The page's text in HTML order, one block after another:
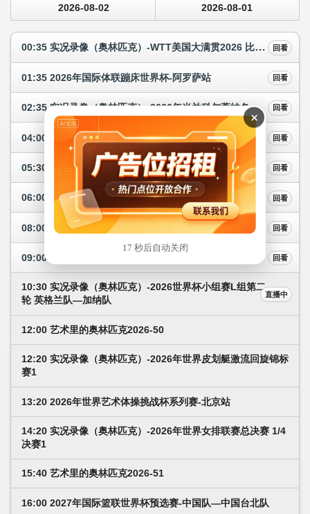
2026-08-02 2026-08-01
00:35 实况录像（奥林匹克）-WTT美国大满贯2026 比赛5 回看
01:35 2026年国际体联蹦床世界杯-阿罗萨站 回看
02:35 实况录像（奥林匹克）-2026年米兰科尔蒂纳冬奥会 花样滑冰冰舞比赛 回看
04:00 实况录像（奥林匹克）-2025/2026赛季中国男子篮球职业联赛 半决赛5 回看
05:30 实况录像（奥林匹克）-2026年米兰科尔蒂纳冬奥会 雪橇男子单人 回看
回看
08:00 实况录像（奥林匹克）-2026年全国举重锦标赛 女子比赛2 回看
回看
10:30 实况录像（奥林匹克）-2026世界杯小组赛L组第二
轮 英格兰队—加纳队
直播中
12:00 艺术里的奥林匹克2026-50
12:20 实况录像（奥林匹克）-2026年世界皮划艇激流回旋锦标
赛1
13:20 2026年世界艺术体操挑战杯系列赛-北京站
14:20 实况录像（奥林匹克）-2026年世界女排联赛总决赛 1/4
决赛1
15:40 艺术里的奥林匹克2026-51
16:00 2027年国际篮联世界杯预选赛-中国队—中国台北队
×
16 秒后自动关闭